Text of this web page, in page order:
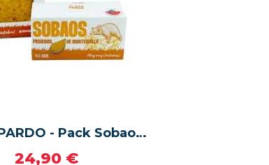
EL OSO PARDO - Pack Sobaos Pasiegos grandes + Quesada Pasiega tradicional
24,90 €